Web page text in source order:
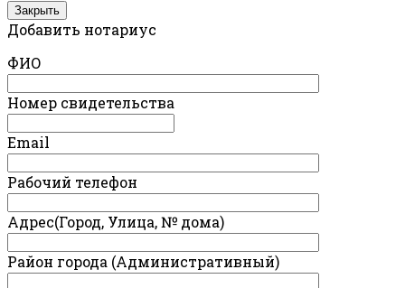
Закрыть
Добавить нотариус
ФИО
Номер свидетельства
Email
Рабочий телефон
Адрес(Город, Улица, № дома)
Район города (Административный)